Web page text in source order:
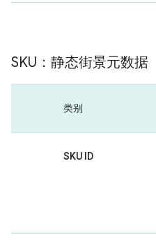
SKU：静态街景元数据
类别
SKU ID